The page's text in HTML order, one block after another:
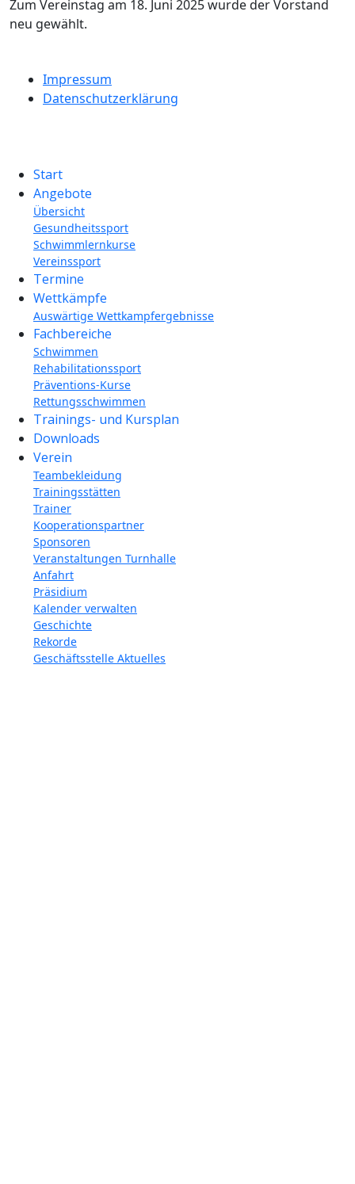
Zum Vereinstag am 18. Juni 2025 wurde der Vorstand
neu gewählt.
Impressum
Datenschutzerklärung
Start
Angebote
Übersicht
Gesundheitssport
Schwimmlernkurse
Vereinssport
Termine
Wettkämpfe
Auswärtige Wettkampfergebnisse
Fachbereiche
Schwimmen
Rehabilitationssport
Präventions-Kurse
Rettungsschwimmen
Trainings- und Kursplan
Downloads
Verein
Teambekleidung
Trainingsstätten
Trainer
Kooperationspartner
Sponsoren
Veranstaltungen Turnhalle
Anfahrt
Präsidium
Kalender verwalten
Geschichte
Rekorde
Geschäftsstelle Aktuelles